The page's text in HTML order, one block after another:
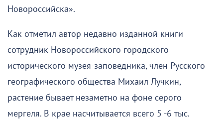
Новороссийска».
Как отметил автор недавно изданной книги
сотрудник Новороссийского городского
исторического музея-заповедника, член Русского
географического общества Михаил Лучкин,
растение бывает незаметно на фоне серого
мергеля. В крае насчитывается всего 5 -6 тыс.